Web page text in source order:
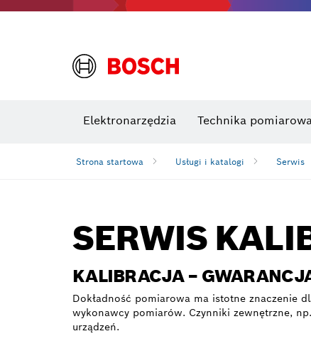
Elektronarzędzia Technika
Strona startowa Usługi i katalogi Serwis
SERWIS
KALIBRACJA –
Dokładność pomiarowa ma istotne znaczenie
wykonawcy pomiarów. Czynniki zewnętrzne,
urządzeń.